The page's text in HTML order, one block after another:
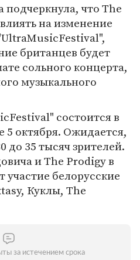
что The
на изменение
британцев будет
сольного концерта,
музыкального
состоится в
5 октября. Ожидается,
до 35 тысяч зрителей.
и The Prodigy в
белорусские
Куклы, The
за истечением срока